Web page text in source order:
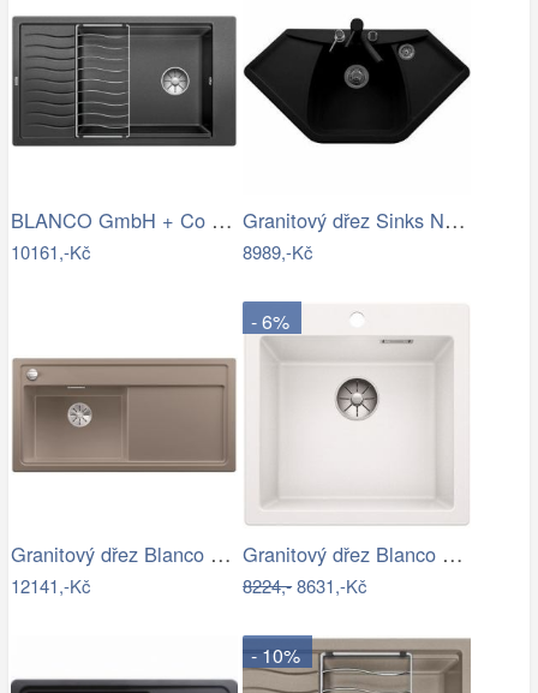
BLANCO GmbH + Co KG Granitový dřez…
10161,-Kč
Granitový dřez Sinks NAIKY 980…
8989,-Kč
Granitový dřez Blanco ZENAR XL 6 S…
12141,-Kč
- 6%
Granitový dřez Blanco PLEON 5 InFino…
8224,-8631,-Kč
- 10%